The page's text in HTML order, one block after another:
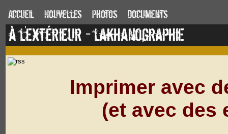
Accueil Nouvelles Photos Documents
à l'extérieur - lakhanographie
Imprimer avec
(et avec des